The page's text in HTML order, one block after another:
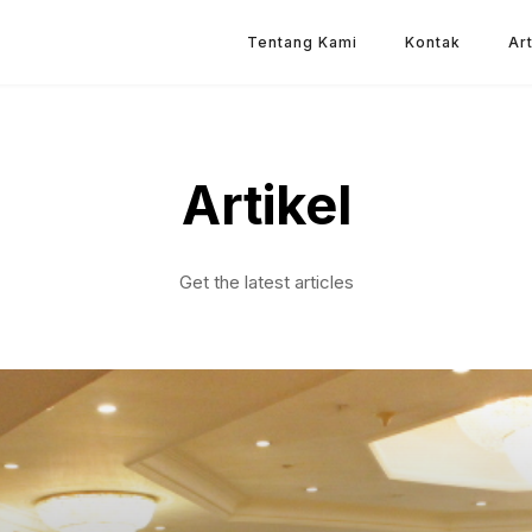
Tentang Kami Kontak
Artikel
Get the latest articles